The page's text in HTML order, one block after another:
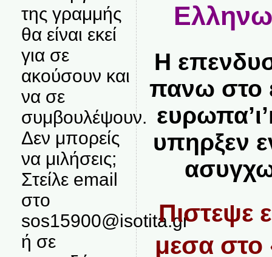
της γραμμής
θα είναι εκεί
για σε
ακούσουν και
να σε
συμβουλέψουν.
Δεν μπορείς
να μιλήσεις;
Στείλε email
στο
sos15900@isotita.gr
ή σε
Η
πανω στο
υπηρξεν
Πιστεψε
μεσα στο